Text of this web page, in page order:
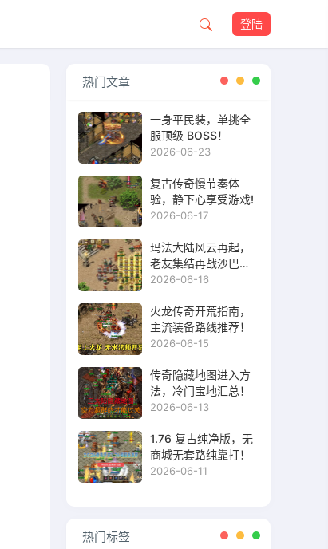
登陆
热门文章
一身平民装，单挑全
服顶级 BOSS！
2026-06-23
复古传奇慢节奏体
验，静下心享受游戏!
2026-06-17
玛法大陆风云再起，
老友集结再战沙巴
克！
2026-06-16
火龙传奇开荒指南，
主流装备路线推荐！
2026-06-15
传奇隐藏地图进入方
法，冷门宝地汇总！
2026-06-13
1.76 复古纯净版，无
商城无套路纯靠打！
2026-06-11
热门标签